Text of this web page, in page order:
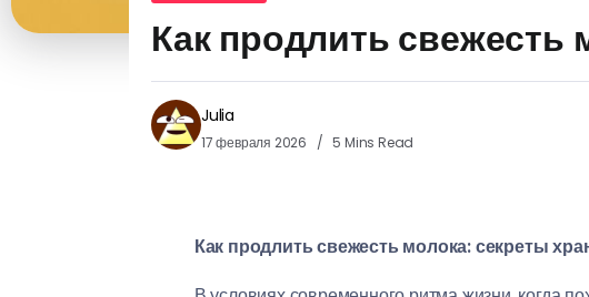
Как продлить свежесть
Julia
17 февраля 2026 5 Mins Read
Как продлить свежесть молока: секреты